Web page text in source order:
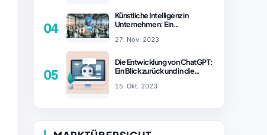
04
Künstliche Intelligenz in
Unternehmen: Ein
27. Nov. 2023
05
Die Entwicklung von ChatGPT:
Ein Blick zurück und in die
15. Okt. 2023